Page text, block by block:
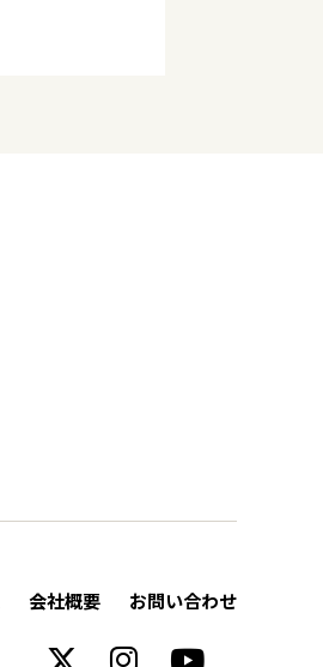
会社概要 お問い合わせ